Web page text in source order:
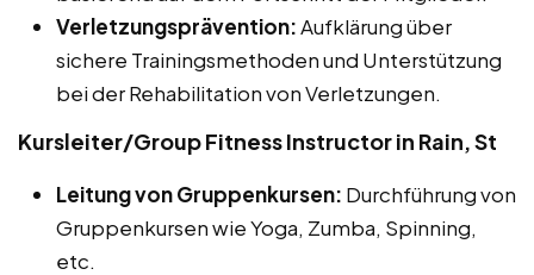
Verletzungsprävention:Aufklärung über
sichere Trainingsmethoden und Unterstützung
bei der Rehabilitation von Verletzungen.
Kursleiter/Group Fitness Instructor in Rain, St
Leitung von Gruppenkursen: Durchführung von
Gruppenkursen wie Yoga, Zumba, Spinning,
etc.